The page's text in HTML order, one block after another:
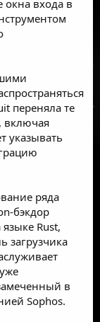
входа в
переняла те
включая
указывать
ряда
бэкдор
Rust,
загрузчика
в
Sophos.